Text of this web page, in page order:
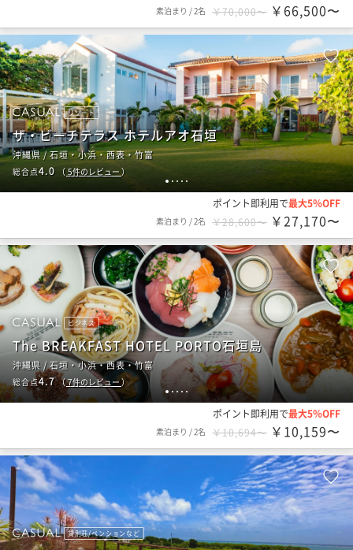
素泊まり /2名 ￥70,000〜 ￥66,500〜
1 2 3 4 5
リゾート
ザ・ビーチテラス ホテルアオ石垣
沖縄県 / 石垣・小浜・西表・竹富
総合点4.0 （ 5件のレビュー）
ポイント即利用で最大5％OFF
素泊まり /2名 ￥28,600〜 ￥27,170〜
1 2 3 4 5
ビジネス
The BREAKFAST HOTEL PORTO石垣島
沖縄県 / 石垣・小浜・西表・竹富
総合点4.7（7件のレビュー）
ポイント即利用で最大5％OFF
素泊まり /2名 ￥10,694〜 ￥10,159〜
貸別荘/ペンションなど